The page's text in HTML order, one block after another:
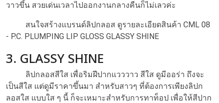
วาวขึ้น สวยเด่นเวลาไปออกงานกลางคืนก็ไม่เลวค่ะ
สนใจสร้างแบรนด์ลิปกลอส ดูรายละเอียดสินค้า CML 08
- P.C. PLUMPING LIP GLOSS GLASSY SHINE
3. GLASSY SHINE
ลิปกลอสสีใส เพื่อริมฝีปากแวววาว สีใส ดูมีออร่า ถึงจะ
เป็นสีใส แต่ดูมีราคาขึ้นมา สำหรับสาวๆ ที่ต้องการเพียงลิปก
ลอสใส แบบใส ๆ นี้ ก็จะเหมาะสำหรับการทาท็อป เพื่อให้สีปาก